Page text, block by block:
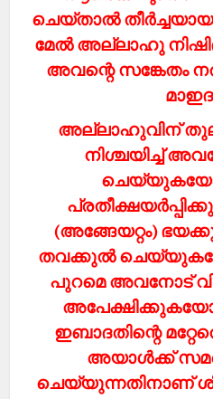
ചെയ്താല്‍
മേല്‍ അല്ലാഹു
അവന്റെ സങ്കേതം
അല്ലാഹുവിന്
നിശ്ചയിച്ച്
(അങ്ങേയറ്റം)
തവക്കുല്‍
പുറമെ അവനോട്
ഇബാദതിന്റെ
അയാള്‍ക്ക്
ചെയ്യുന്നതിനാണ്